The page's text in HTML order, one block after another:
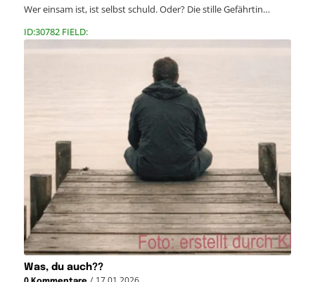
Wer einsam ist, ist selbst schuld. Oder? Die stille Gefährtin…
ID:30782 FIELD:
Was, du auch??